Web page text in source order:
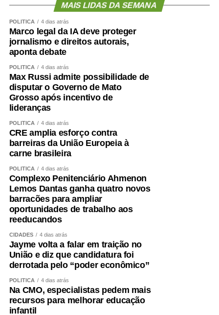
MAIS LIDAS DA SEMANA
POLÍTICA 4 dias atrás
Marco legal da IA deve proteger
jornalismo e direitos autorais,
aponta debate
POLÍTICA 4 dias atrás
Max Russi admite possibilidade de
disputar o Governo de Mato
Grosso após incentivo de
lideranças
POLÍTICA 4 dias atrás
CRE amplia esforço contra
barreiras da União Europeia à
carne brasileira
POLÍTICA 4 dias atrás
Complexo Penitenciário Ahmenon
Lemos Dantas ganha quatro novos
barracões para ampliar
oportunidades de trabalho aos
reeducandos
CIDADES 4 dias atrás
Jayme volta a falar em traição no
União e diz que candidatura foi
derrotada pelo “poder econômico”
POLÍTICA 4 dias atrás
Na CMO, especialistas pedem mais
recursos para melhorar educação
infantil